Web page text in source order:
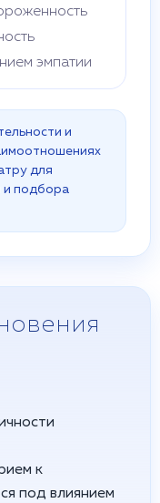
эмпатии
и
для
и подбора
к
под влиянием